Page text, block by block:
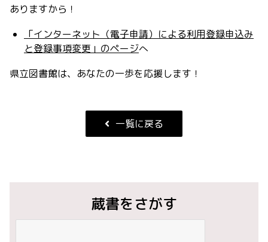
ありますから！
「インターネット（電子申請）による利用登録申込み
と登録事項変更」のページへ
県立図書館は、あなたの一歩を応援します！
一覧に戻る
蔵書をさがす